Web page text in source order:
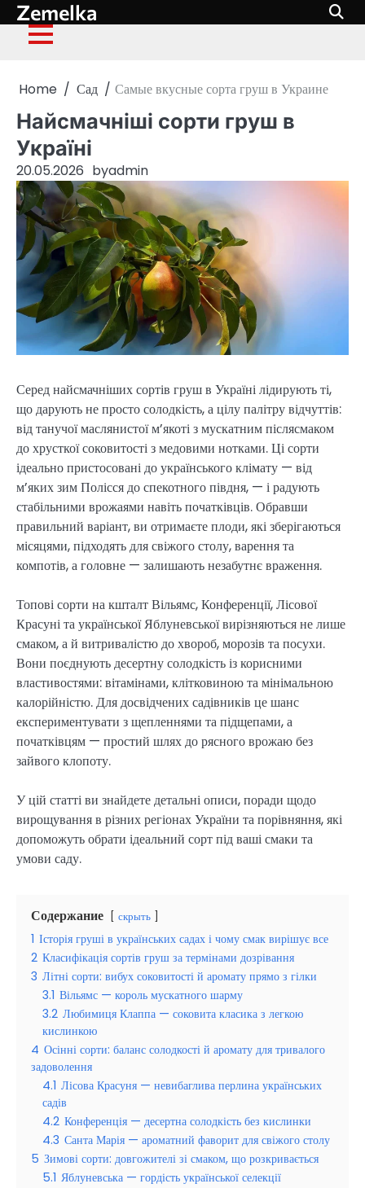
Skip
to
content
Zemelka
Home Сад Самые вкусные сорта груш в Украине
Найсмачніші сорти груш в
Україні
20.05.2026 byadmin
Серед найсмачніших сортів груш в Україні лідирують ті,
що дарують не просто солодкість, а цілу палітру відчуттів:
від танучої маслянистої м’якоті з мускатним післясмаком
до хрусткої соковитості з медовими нотками. Ці сорти
ідеально пристосовані до українського клімату — від
м’яких зим Полісся до спекотного півдня, — і радують
стабільними врожаями навіть початківців. Обравши
правильний варіант, ви отримаєте плоди, які зберігаються
місяцями, підходять для свіжого столу, варення та
компотів, а головне — залишають незабутнє враження.
Топові сорти на кшталт Вільямс, Конференції, Лісової
Красуні та української Яблуневської вирізняються не лише
смаком, а й витривалістю до хвороб, морозів та посухи.
Вони поєднують десертну солодкість із корисними
властивостями: вітамінами, клітковиною та мінімальною
калорійністю. Для досвідчених садівників це шанс
експериментувати з щепленнями та підщепами, а
початківцям — простий шлях до рясного врожаю без
зайвого клопоту.
У цій статті ви знайдете детальні описи, поради щодо
вирощування в різних регіонах України та порівняння, які
допоможуть обрати ідеальний сорт під ваші смаки та
умови саду.
Содержание скрыть
1 Історія груші в українських садах і чому смак вирішує все
2 Класифікація сортів груш за термінами дозрівання
3 Літні сорти: вибух соковитості й аромату прямо з гілки
3.1 Вільямс — король мускатного шарму
3.2 Любимиця Клаппа — соковита класика з легкою
кислинкою
4 Осінні сорти: баланс солодкості й аромату для тривалого
задоволення
4.1 Лісова Красуня — невибаглива перлина українських
садів
4.2 Конференція — десертна солодкість без кислинки
4.3 Санта Марія — ароматний фаворит для свіжого столу
5 Зимові сорти: довгожителі зі смаком, що розкривається
5.1 Яблуневська — гордість української селекції